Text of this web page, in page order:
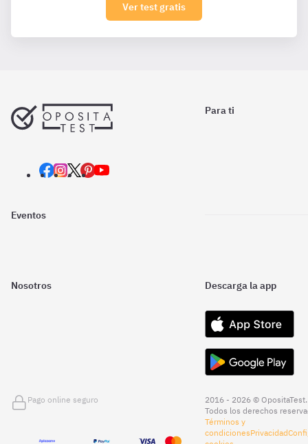
Ver test gratis
Para ti
Eventos
Nosotros Descarga la app
Pago online seguro
2016 - 2026 © OpositaTest.
Todos los derechos
Términos y
condicionesPrivacidad